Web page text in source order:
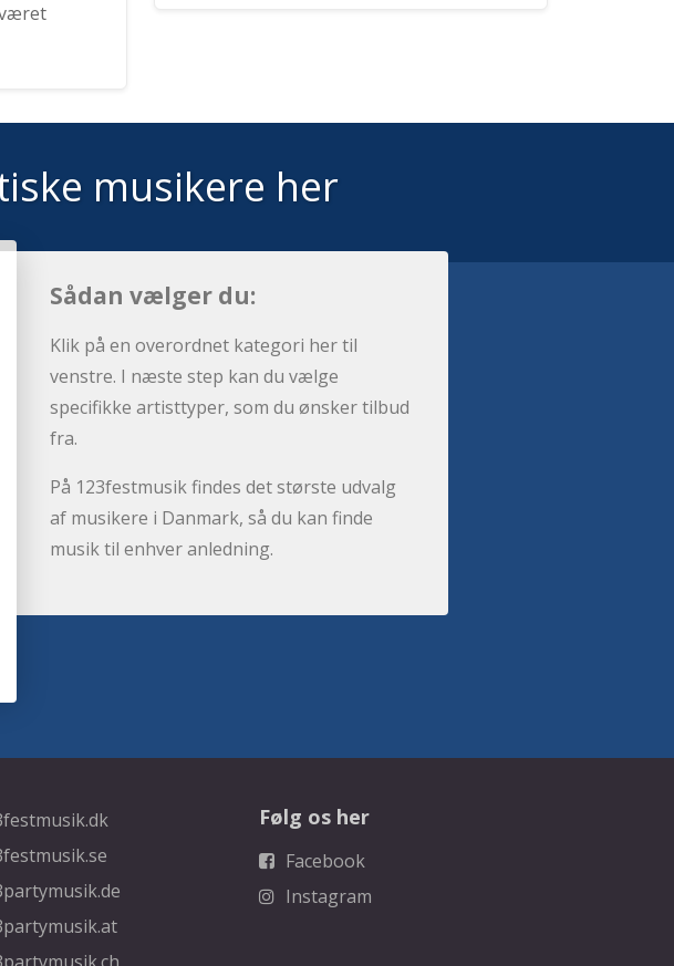
musikere her
Sådan vælger du:
Klik på en overordnet kategori her til
venstre. I næste step kan du vælge
specifikke artisttyper, som du ønsker tilbud
fra.
På 123festmusik findes det største udvalg
af musikere i Danmark, så du kan finde
musik til enhver anledning.
Følg os her
Facebook
Instagram